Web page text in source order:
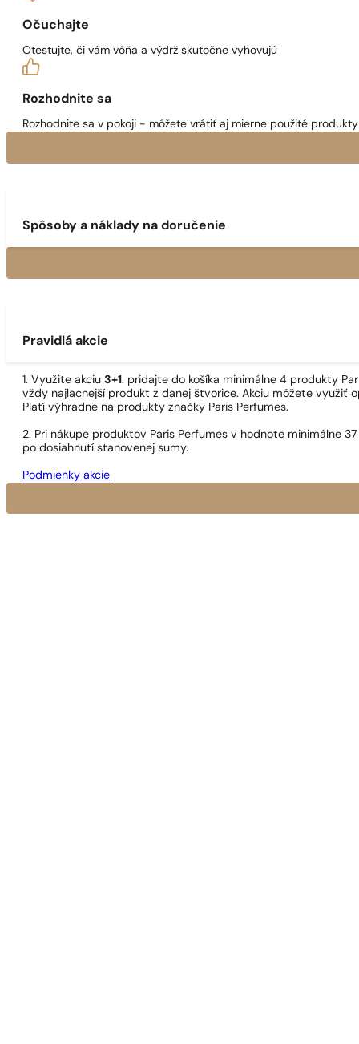
Očuchajte
Otestujte, či vám vôňa a výdrž skutočne vyhovujú
Rozhodnite sa
Rozhodnite sa v pokoji - môžete vrátiť aj mierne použité
Spôsoby a náklady na doručenie
Pravidlá akcie
1. Využite akciu 3+1: pridajte do košíka minimálne 4 produkty
vždy najlacnejší produkt z danej štvorice. Akciu môžete využiť
Platí výhradne na produkty značky Paris Perfumes.
2. Pri nákupe produktov Paris Perfumes v hodnote minimálne
po dosiahnutí stanovenej sumy.
Podmienky akcie